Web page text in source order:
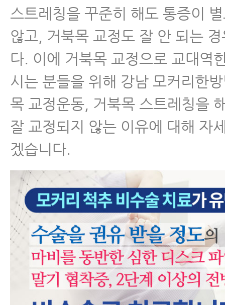
거북목복합증상, 두통, 어지럼증, 메
눈침침함, 이명, 목어깨통증 등 진짜
가 아니라 거복목입니다.
원인모를 두통, 어지럼증, 메스꺼움,
함, 이명, 뒷목통증, 어깨통증의 진짜
과 목 근육 뭉침입니다.
스트레칭을 꾸준히 해도 통증이
않고, 거북목 교정도 잘 안 되는
다. 이에 거북목 교정으로 교대역
시는 분들을 위해 강남 모커리한
목 교정운동, 거북목 스트레칭을
잘 교정되지 않는 이유에 대해 자
겠습니다.